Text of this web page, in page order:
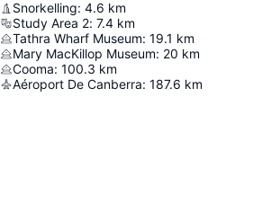
Snorkelling: 4.6 km
Study Area 2: 7.4 km
Tathra Wharf Museum: 19.1 km
Mary MacKillop Museum: 20 km
Cooma: 100.3 km
Aéroport De Canberra: 187.6 km